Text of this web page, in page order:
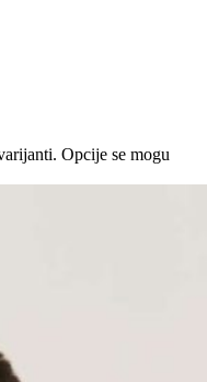
Opcije se mogu